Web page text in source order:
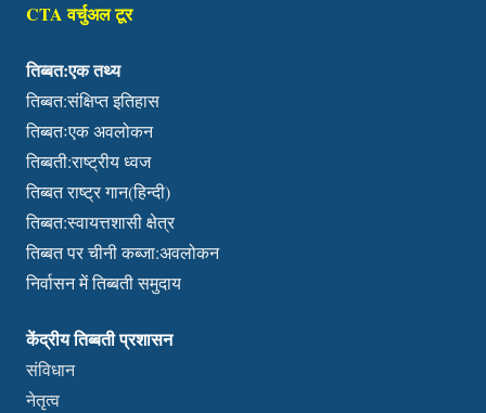
CTA वर्चुअल टूर
तिब्बत:एक तथ्य
तिब्बत:संक्षिप्त इतिहास
तिब्बतःएक अवलोकन
तिब्बती:राष्ट्रीय ध्वज
तिब्बत राष्ट्र गान(हिन्दी)
तिब्बत:स्वायत्तशासी क्षेत्र
तिब्बत पर चीनी कब्जा:अवलोकन
निर्वासन में तिब्बती समुदाय
केंद्रीय तिब्बती प्रशासन
संविधान
नेतृत्व